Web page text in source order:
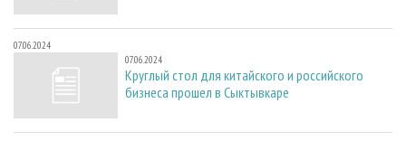
07.06.2024
07.06.2024
Круглый стол для китайского и российского
бизнеса прошел в Сыктывкаре